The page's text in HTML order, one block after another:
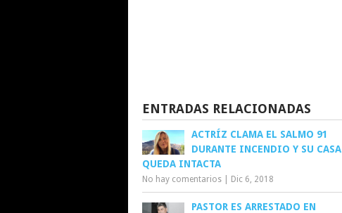
ENTRADAS RELACIONADAS
ACTRÍZ CLAMA EL SALMO 91
DURANTE INCENDIO Y SU CASA
QUEDA INTACTA
No hay comentarios Dic 6, 2018
PASTOR ES ARRESTADO EN